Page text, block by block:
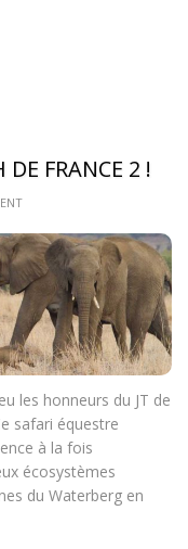
DE FRANCE 2 !
les honneurs du JT de
safari équestre
à la fois
écosystèmes
du Waterberg en